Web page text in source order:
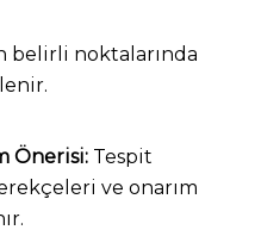
belirli noktalarında
Önerisi:Tespit
ve onarım